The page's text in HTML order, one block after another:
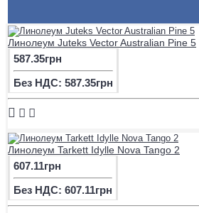
Линолеум Juteks Vector Australian Pine 5
587.35грн
Без НДС: 587.35грн
Линолеум Tarkett Idylle Nova Tango 2
607.11грн
Без НДС: 607.11грн